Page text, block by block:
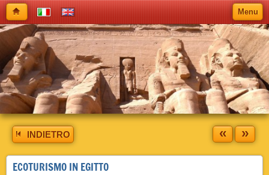
Menu
INDIETRO « »
ECOTURISMO IN EGITTO